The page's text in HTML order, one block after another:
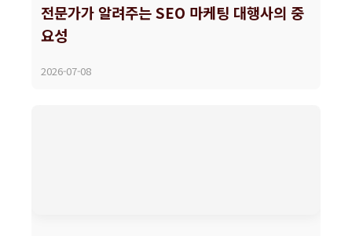
전문가가 알려주는 SEO 마케팅 대행사의 중
요성
2026-07-08